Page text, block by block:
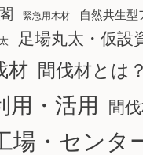
緊急用木材 自然共生型
足場丸太・仮設
材 間伐材とは？
用・活用
間
場・センタ